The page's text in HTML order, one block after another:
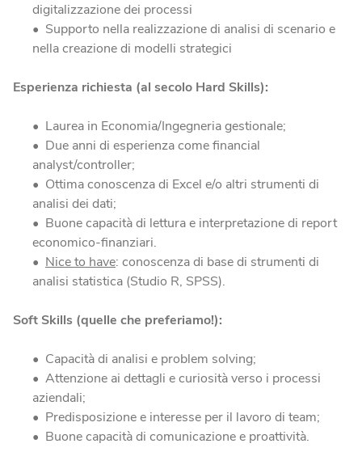
digitalizzazione dei processi
Supporto nella realizzazione di analisi di scenario e
nella creazione di modelli strategici
Esperienza richiesta (al secolo Hard Skills):
Laurea in Economia/Ingegneria gestionale;
Due anni di esperienza come financial
analyst/controller;
Ottima conoscenza di Excel e/o altri strumenti di
analisi dei dati;
Buone capacità di lettura e interpretazione di report
economico-finanziari.
Nice to have: conoscenza di base di strumenti di
analisi statistica (Studio R, SPSS).
Soft Skills (quelle che preferiamo!):
Capacità di analisi e problem solving;
Attenzione ai dettagli e curiosità verso i processi
aziendali;
Predisposizione e interesse per il lavoro di team;
Buone capacità di comunicazione e proattività.